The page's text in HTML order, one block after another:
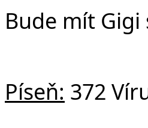
Bude mít
Píseň: 372